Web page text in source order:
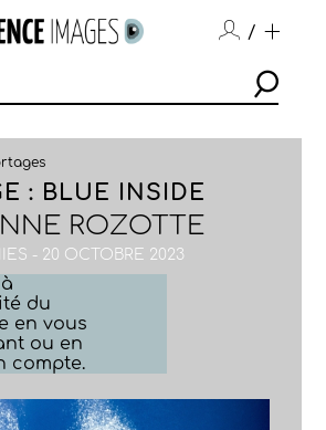
/
: BLUE INSIDE
ROZOTTE
- 20 OCTOBRE 2023
du
en vous
ou en
compte.